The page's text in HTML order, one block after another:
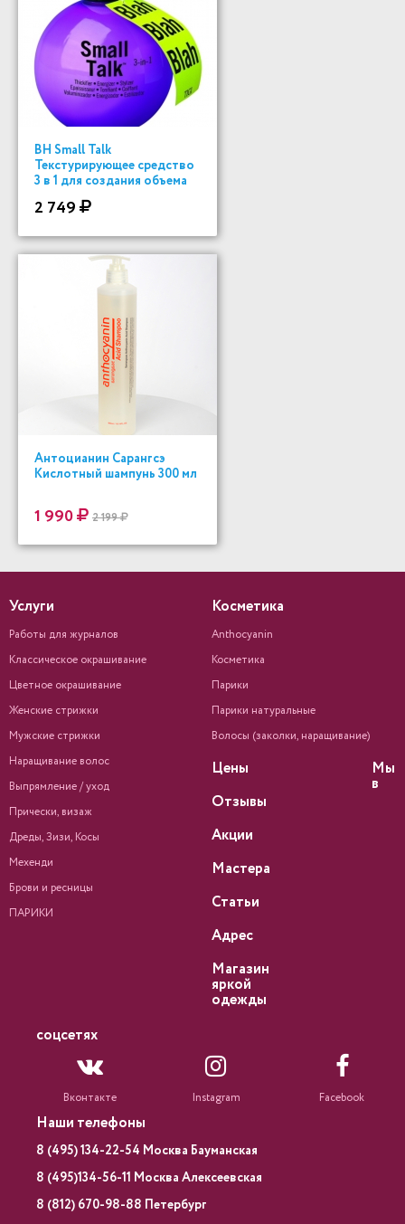
BH Small Talk
Текстурирующее средство
3 в 1 для создания объема
2 749
Антоцианин Сарангсэ
Кислотный шампунь 300 мл
1 990 2 199
Услуги
Работы для журналов
Классическое окрашивание
Цветное окрашивание
Женские стрижки
Мужские стрижки
Наращивание волос
Выпрямление / уход
Прически, визаж
Дреды, Зизи, Косы
Мехенди
Брови и ресницы
ПАРИКИ
Косметика
Anthocyanin
Косметика
Парики
Парики натуральные
Волосы (заколки, наращивание)
Цены
Отзывы
Акции
Мастера
Статьи
Адрес
Магазин
яркой
одежды
Мы
в
соцсетях
Вконтакте Instagram Facebook
Наши телефоны
8 (495) 134-22-54 Москва Бауманская
8 (495)134-56-11 Москва Алексеевская
8 (812) 670-98-88 Петербург